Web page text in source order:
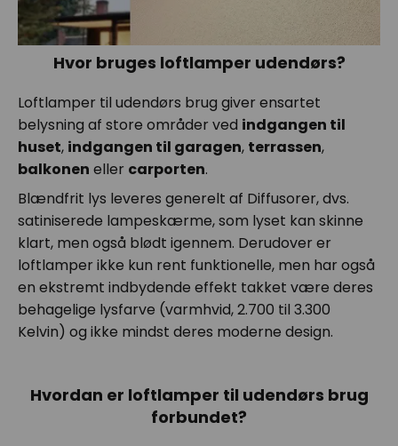
Hvor bruges loftlamper udendørs?
Loftlamper til udendørs brug giver ensartet
belysning af store områder ved indgangen til
huset, indgangen til garagen, terrassen,
balkonen eller carporten.
Blændfrit lys leveres generelt af Diffusorer, dvs.
satiniserede lampeskærme, som lyset kan skinne
klart, men også blødt igennem. Derudover er
loftlamper ikke kun rent funktionelle, men har også
en ekstremt indbydende effekt takket være deres
behagelige lysfarve (varmhvid, 2.700 til 3.300
Kelvin) og ikke mindst deres moderne design.
Hvordan er loftlamper til udendørs brug
forbundet?